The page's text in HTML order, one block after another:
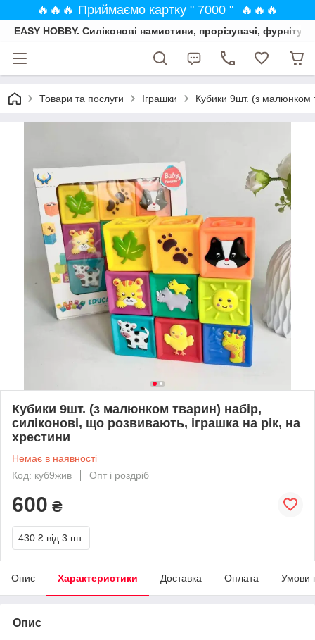
🔥🔥🔥 Приймаємо картку " 7000 " 🔥🔥🔥
EASY HOBBY. Силіконові намистини, прорізувачі,
Товари та послуги Іграшки Кубики 9шт. (з малюнком
Кубики 9шт. (з малюнком тварин) набір,
силіконові, що розвивають, іграшка на рік, на
хрестини
Немає в наявності
Код: куб9жив
Опт і роздріб
600 ₴
430 ₴ від 3 шт.
Опис Характеристики Доставка Оплата Умови
Опис